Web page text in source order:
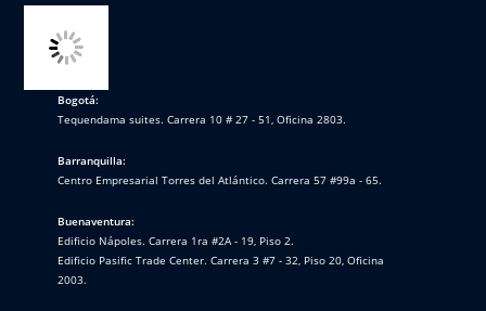
Bogotá:
Tequendama suites. Carrera 10 # 27 - 51, Oficina 2803.
Barranquilla:
Centro Empresarial Torres del Atlántico. Carrera 57 #99a - 65.
Buenaventura:
Edificio Nápoles. Carrera 1ra #2A - 19, Piso 2.
Edificio Pasific Trade Center. Carrera 3 #7 - 32, Piso 20, Oficina
2003.